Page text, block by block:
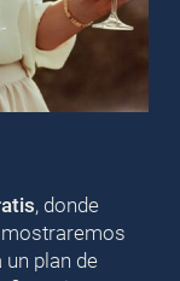
, donde
plan de